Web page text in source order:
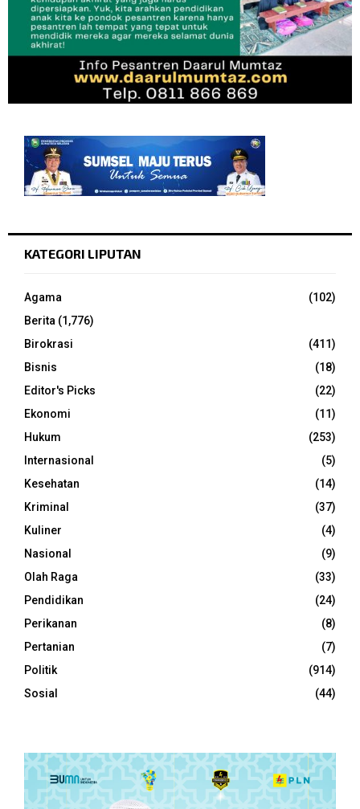
KATEGORI LIPUTAN
Agama
(102)
Berita (1,776)
Birokrasi
(411)
Bisnis
(18)
Editor's Picks
(22)
Ekonomi
(11)
Hukum
(253)
Internasional
(5)
Kesehatan
(14)
Kriminal
(37)
Kuliner
(4)
Nasional
(9)
Olah Raga
(33)
Pendidikan
(24)
Perikanan
(8)
Pertanian
(7)
Politik
(914)
Sosial
(44)